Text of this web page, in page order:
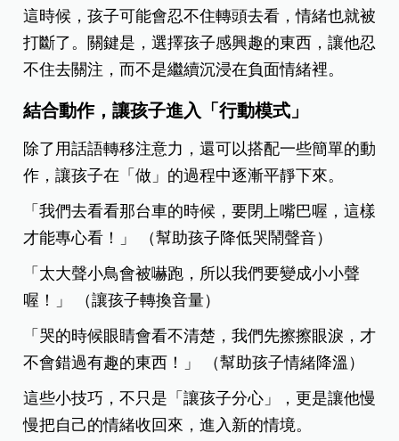
這時候，孩子可能會忍不住轉頭去看，情緒也就被
打斷了。關鍵是，選擇孩子感興趣的東西，讓他忍
不住去關注，而不是繼續沉浸在負面情緒裡。
結合動作，讓孩子進入「行動模式」
除了用話語轉移注意力，還可以搭配一些簡單的動
作，讓孩子在「做」的過程中逐漸平靜下來。
「我們去看看那台車的時候，要閉上嘴巴喔，這樣
才能專心看！」 （幫助孩子降低哭鬧聲音）
「太大聲小鳥會被嚇跑，所以我們要變成小小聲
喔！」 （讓孩子轉換音量）
「哭的時候眼睛會看不清楚，我們先擦擦眼淚，才
不會錯過有趣的東西！」 （幫助孩子情緒降溫）
這些小技巧，不只是「讓孩子分心」，更是讓他慢
慢把自己的情緒收回來，進入新的情境。